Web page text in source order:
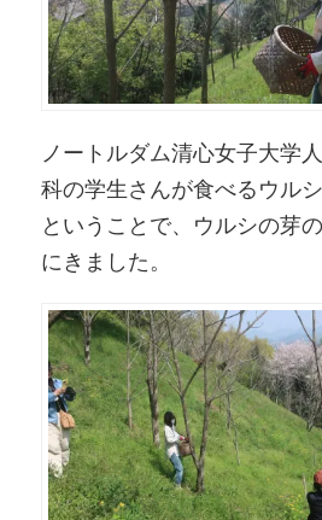
ノートルダム清心女子大学
科の学生さんが食べるウル
ということで、ウルシの芽
にきました。